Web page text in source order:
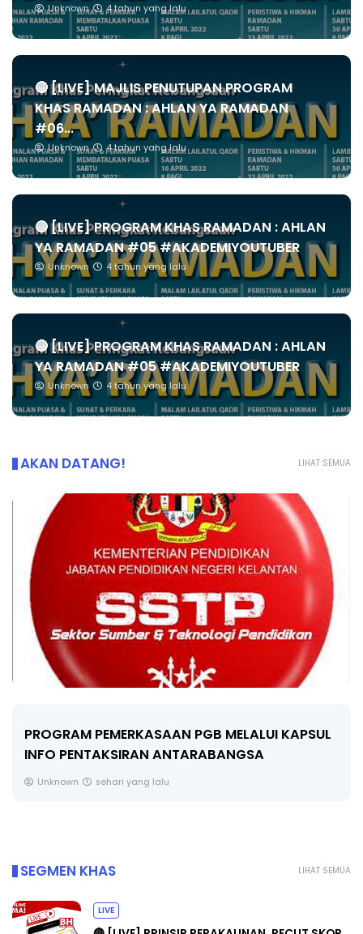
Unknown 4 tahun yang lalu
🔴 [LIVE] MAJLIS PENUTUPAN PROGRAM
KHAS RAMADAN : AHLAN YA RAMADAN
#06...
Unknown 4 tahun yang lalu
🔴 [LIVE] PROGRAM KHAS RAMADAN : AHLAN
YA RAMADAN #05 #AKADEMIYOUTUBER
Unknown 4 tahun yang lalu
🔴 [LIVE] PROGRAM KHAS RAMADAN : AHLAN
YA RAMADAN #05 #AKADEMIYOUTUBER
Unknown 4 tahun yang lalu
LIHAT SEMUA
AKAN DATANG!
🔴 [LIVE] FIZIK TING 5 (DLP), 5.2
SEMICONDUCTOR DIODE PART-2 OLEH CIKG...
LIHAT SEMUA
SEGMEN KHAS
LIVE